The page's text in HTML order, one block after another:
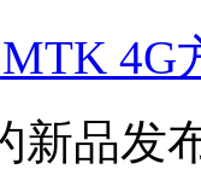
4G
新品发